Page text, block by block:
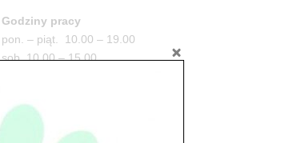
Godziny pracy
pon. – piąt. 10.00 – 19.00
sob. 10.00 – 15.00
Adres
05-100 Nowy Dwór Mazowiecki